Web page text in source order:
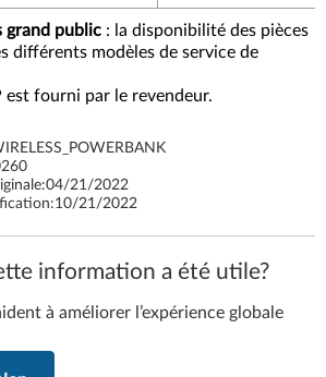
grand public : la disponibilité des pièces
différents modèles de service de
est fourni par le revendeur.
04/21/2022
10/21/2022
information a été utile?
à améliorer l’expérience globale